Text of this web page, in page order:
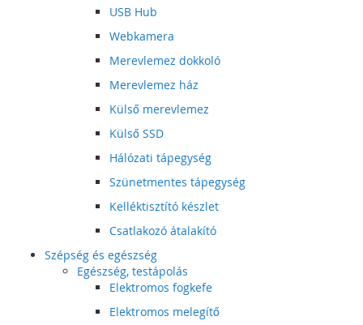
USB Hub
Webkamera
Merevlemez dokkoló
Merevlemez ház
Külső merevlemez
Külső SSD
Hálózati tápegység
Szünetmentes tápegység
Kelléktisztító készlet
Csatlakozó átalakító
Szépség és egészség
Egészség, testápolás
Elektromos fogkefe
Elektromos melegítő